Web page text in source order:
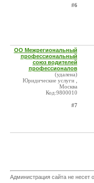
#6
ОО Межрегиональный
профессиональный
союз водителей
профессионалов
(удалена)
Юридические услуги ,
Москва
Код:9800010
#7
Администрация сайта не